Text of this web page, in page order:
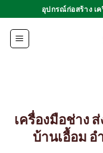
ไป
เนื้อหา
อุปกรณ์ก่อสร้าง เ
เครื่องมือช่าง
บ้านเอื้อม อ